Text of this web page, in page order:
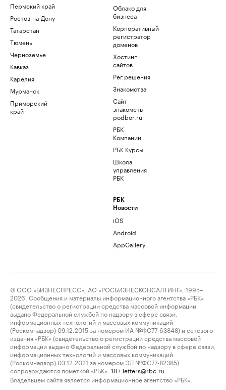
Пермский край
Ростов-на-Дону
Татарстан
Тюмень
Черноземье
Кавказ
Карелия
Мурманск
Приморский
край
Облако для
бизнеса
Корпоративный
регистратор
доменов
Хостинг
сайтов
Рег.решения
Знакомства
Сайт
знакомств
podbor.ru
РБК
Компании
РБК Курсы
Школа
управления
РБК
РБК
Новости
iOS
Android
AppGallery
© ООО «БИЗНЕСПРЕСС», АО «РОСБИЗНЕСКОНСАЛТИНГ», 1995–
2026. Сообщения и материалы информационного агентства «РБК»
(свидетельство о регистрации средства массовой информации
выдано Федеральной службой по надзору в сфере связи,
информационных технологий и массовых коммуникаций
(Роскомнадзор) 09.12.2015 за номером ИА №ФС77-63848) и сетевого
издания «РБК» (свидетельство о регистрации средства массовой
информации выдано Федеральной службой по надзору в сфере связи,
информационных технологий и массовых коммуникаций
(Роскомнадзор) 03.12.2021 за номером ЭЛ №ФС77-82385)
сопровождаются пометкой «РБК».
18+ letters@rbc.ru
Владельцем сайта является информационное агентство «РБК».